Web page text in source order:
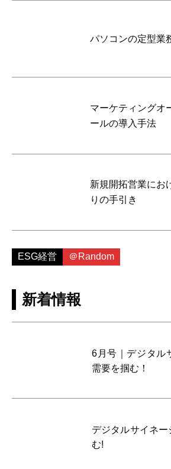
パソコンの定型業
マーケティングオ
ールの導入手法
新規開拓営業にお
りの手引き
ESG経営 ＠Random
新着情報
6月号｜デジタル
需要を掴む！
デジタルサイネ
む!